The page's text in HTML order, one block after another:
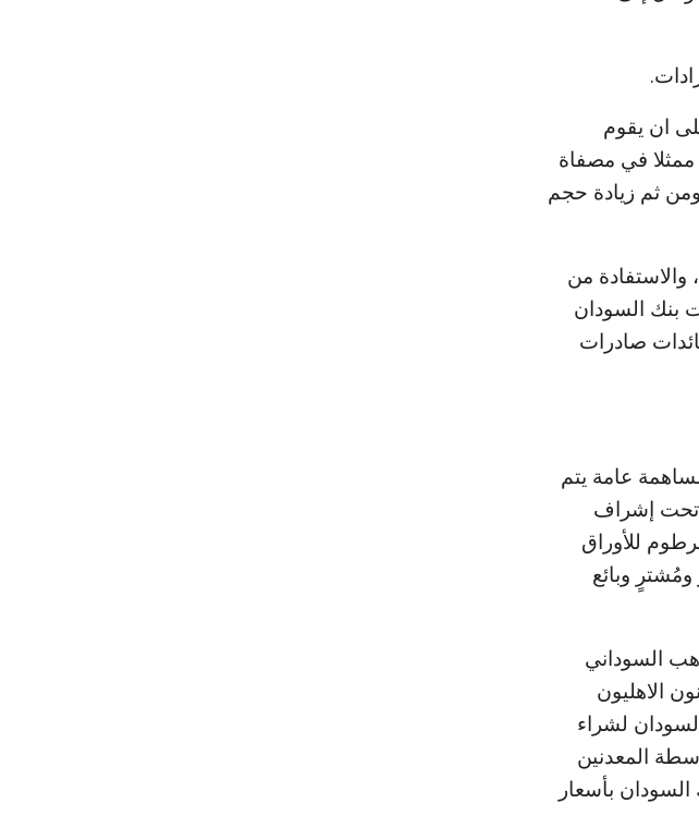
ان يقوم
في مصفاة
ثم زيادة حجم
من
بنك السودان
صادرات
عامة يتم
تحت إشراف
للأوراق
ومُشترٍ وبائع
السوداني
الاهليون
لشراء
المعدنين
بأسعار